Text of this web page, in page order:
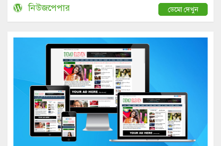
নিউজপেপার ডেমো দেখুন